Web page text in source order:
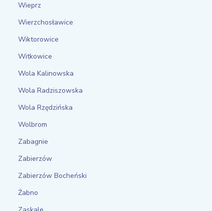
Wieprz
Wierzchosławice
Wiktorowice
Witkowice
Wola Kalinowska
Wola Radziszowska
Wola Rzędzińska
Wolbrom
Zabagnie
Zabierzów
Zabierzów Bocheński
Żabno